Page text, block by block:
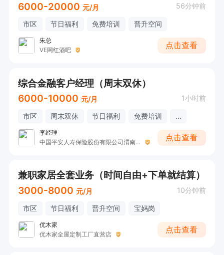
6000-20000 元/月 56分钟前
市区 节日福利 免费培训 晋升空间
朱总
VE网红酒吧
点击查看
综合金融客户经理（周末双休）
6000-10000 元/月 1小时前
市区 周末双休 节日福利 免费培训 ...
李经理
中国平安人寿保险股份有限公司渭南中心支公司
点击查看
兼职家居全套业务（时间自由+下单就结算）
3000-8000 元/月 10分钟前
市区 节日福利 晋升空间 宝妈岗
优木家
优木家全屋定制工厂直营店
点击查看